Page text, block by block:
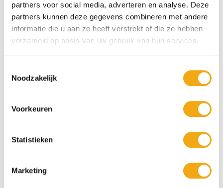
partners voor social media, adverteren en analyse. Deze
partners kunnen deze gegevens combineren met andere
informatie die u aan ze heeft verstrekt of die ze hebben
verzameld op basis van uw gebruik van hun services.
Noodzakelijk
Voorkeuren
Statistieken
MarketingMaandag t/m vrijdag van 09.00 tot 16.00 staat onze
vakkundige klantenservice klaar.